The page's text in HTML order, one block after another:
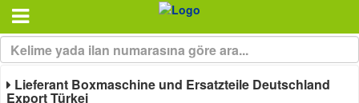
Lieferant Boxmaschine und Ersatzteile Deutschland
Export Türkei